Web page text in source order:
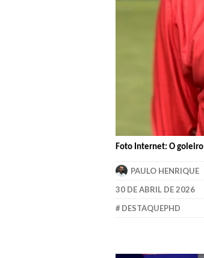
Foto Internet: O goleiro
PAULO HENRIQUE
30 DE ABRIL DE 2026
DESTAQUEPHD